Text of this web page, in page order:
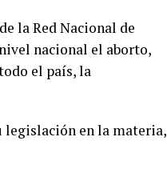
la Red Nacional de
nacional el aborto,
el país, la
legislación en la materia,